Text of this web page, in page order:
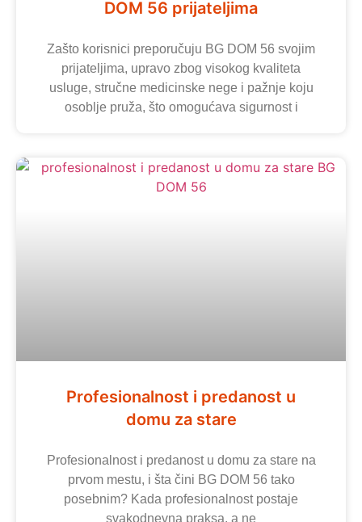
DOM 56 prijateljima
Zašto korisnici preporučuju BG DOM 56 svojim
prijateljima, upravo zbog visokog kvaliteta
usluge, stručne medicinske nege i pažnje koju
osoblje pruža, što omogućava sigurnost i
Profesionalnost i predanost u
domu za stare
Profesionalnost i predanost u domu za stare na
prvom mestu, i šta čini BG DOM 56 tako
posebnim? Kada profesionalnost postaje
svakodnevna praksa, a ne